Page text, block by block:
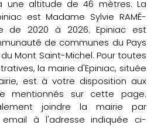
une altitude de 46 mètres. La
est Madame Sylvie RAMÉ-
de 2020 à 2026. Epiniac est
de communes du Pays
Mont Saint-Michel. Pour toutes
la mairie d'Epiniac, située
est à votre disposition aux
mentionnés sur cette page.
joindre la mairie par
à l'adresse indiquée ci-